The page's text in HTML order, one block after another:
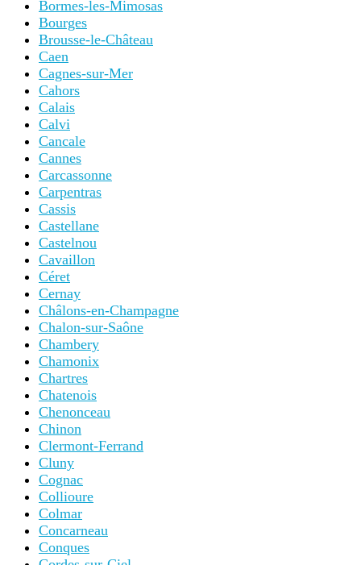
Bormes-les-Mimosas
Bourges
Brousse-le-Château
Caen
Cagnes-sur-Mer
Cahors
Calais
Calvi
Cancale
Cannes
Carcassonne
Carpentras
Cassis
Castellane
Castelnou
Cavaillon
Céret
Cernay
Châlons-en-Champagne
Chalon-sur-Saône
Chambery
Chamonix
Chartres
Chatenois
Chenonceau
Chinon
Clermont-Ferrand
Cluny
Cognac
Collioure
Colmar
Concarneau
Conques